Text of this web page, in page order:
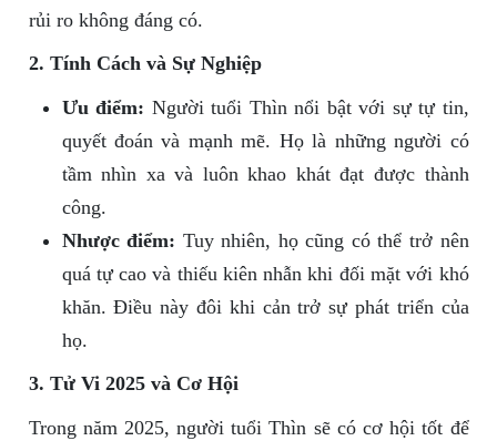
rủi ro không đáng có.
2. Tính Cách và Sự Nghiệp
Ưu điểm: Người tuổi Thìn nổi bật với sự tự tin,
quyết đoán và mạnh mẽ. Họ là những người có
tầm nhìn xa và luôn khao khát đạt được thành
công.
Nhược điểm: Tuy nhiên, họ cũng có thể trở nên
quá tự cao và thiếu kiên nhẫn khi đối mặt với khó
khăn. Điều này đôi khi cản trở sự phát triển của
họ.
3. Tử Vi 2025 và Cơ Hội
Trong năm 2025, người tuổi Thìn sẽ có cơ hội tốt để